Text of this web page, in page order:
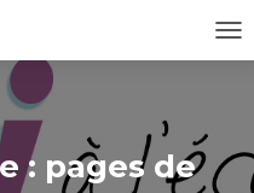
E
: pages de